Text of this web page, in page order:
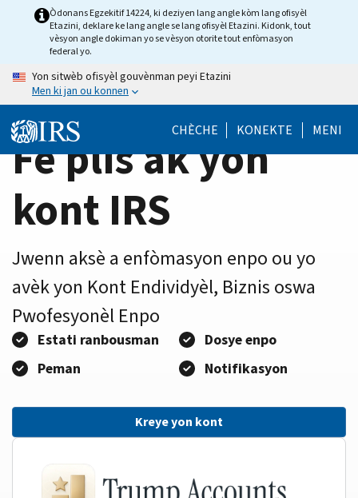
HomeÒdonans Egzekitif 14224, ki deziyen lang angle kòm lang ofisyèl
Etazini, deklare ke lang angle se lang ofisyèl Etazini. Kidonk, tout
vèsyon angle dokiman yo se vèsyon otorite tout enfòmasyon
federal yo.
Yon sitwèb ofisyèl gouvènman peyi Etazini
Men ki jan ou konnen
CHÈCHE KONEKTE MENI
Fè plis ak yon
kont IRS
Jwenn aksè a enfòmasyon enpo ou yo
avèk yon Kont Endividyèl, Biznis oswa
Pwofesyonèl Enpo
Estati ranbousman
Dosye enpo
Peman
Notifikasyon
Kreye yon kont